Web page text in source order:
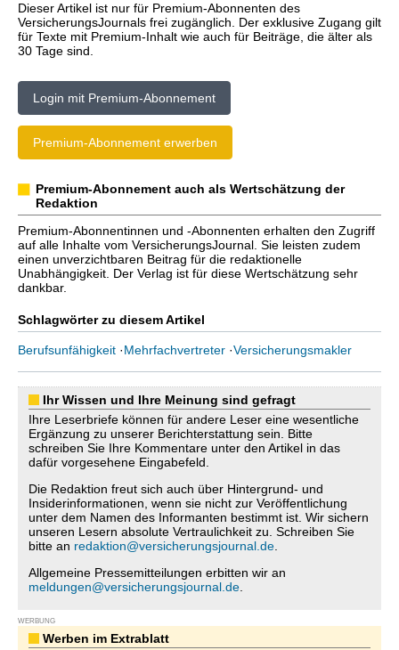
Dieser Artikel ist nur für Premium-Abonnenten des
VersicherungsJournals frei zugänglich. Der exklusive Zugang gilt
für Texte mit Premium-Inhalt wie auch für Beiträge, die älter als
30 Tage sind.
Login mit Premium-Abonnement
Premium-Abonnement erwerben
Premium-Abonnement auch als Wertschätzung der
Redaktion
Premium-Abonnentinnen und -Abonnenten erhalten den Zugriff
auf alle Inhalte vom VersicherungsJournal. Sie leisten zudem
einen unverzichtbaren Beitrag für die redaktionelle
Unabhängigkeit. Der Verlag ist für diese Wertschätzung sehr
dankbar.
Schlagwörter zu diesem Artikel
Berufsunfähigkeit ·Mehrfachvertreter ·Versicherungsmakler
Ihr Wissen und Ihre Meinung sind gefragt
Ihre Leserbriefe können für andere Leser eine wesentliche
Ergänzung zu unserer Berichterstattung sein. Bitte
schreiben Sie Ihre Kommentare unter den Artikel in das
dafür vorgesehene Eingabefeld.
Die Redaktion freut sich auch über Hintergrund- und
Insiderinformationen, wenn sie nicht zur Veröffentlichung
unter dem Namen des Informanten bestimmt ist. Wir sichern
unseren Lesern absolute Vertraulichkeit zu. Schreiben Sie
bitte an redaktion@versicherungsjournal.de
Allgemeine Pressemitteilungen erbitten wir an
meldungen@versicherungsjournal.de
WERBUNG
Werben im Extrablatt